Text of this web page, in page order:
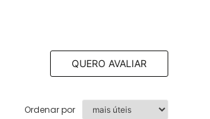
QUERO AVALIAR
Ordenar por